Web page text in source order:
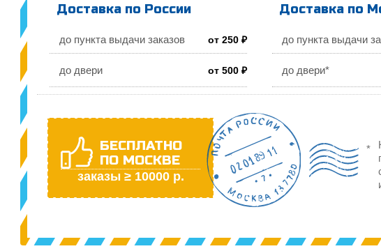
Доставка по России
до пункта выдачи заказов от 250 ₽
до двери от 500 ₽
Доставка по
до пункта выдачи
до двери*
БЕСПЛАТНО
ПО МОСКВЕ
заказы ≥ 10000 р.